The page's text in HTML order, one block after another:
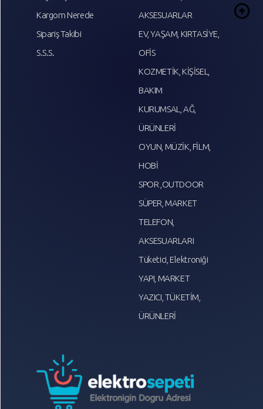
Kargom Nerede
Sipariş Takibi
S.S.S.
AKSESUARLAR
EV, YAŞAM, KIRTASİYE,
OFİS
KOZMETİK, KİŞİSEL,
BAKIM
KURUMSAL, AĞ,
ÜRÜNLERİ
OYUN, MÜZİK, FİLM,
HOBİ
SPOR ,OUTDOOR
SÜPER, MARKET
TELEFON,
AKSESUARLARI
Tüketici, Elektroniği
YAPI, MARKET
YAZICI, TÜKETİM,
ÜRÜNLERİ
arrow_circle_up